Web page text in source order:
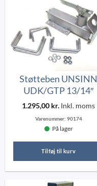
Støtteben UNSINN
UDK/GTP 13/14″
1.295,00 kr. Inkl. moms
Varenummer: 90174
På lager
Tilføj til kurv